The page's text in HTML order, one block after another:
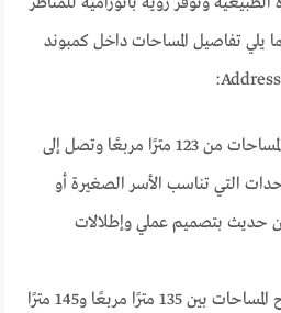
يلي تفاصيل المساحات داخل كمبوند
الوحدات الصغيرة: تبدأ المساحات من 123 مترًا مربعًا وتصل إلى
التي تناسب الأسر الصغيرة أو
حديث بتصميم عملي وإطلالات
الوحدات المتوسطة: تتراوح المساحات بين 135 مترًا مربعًا و145 مترًا